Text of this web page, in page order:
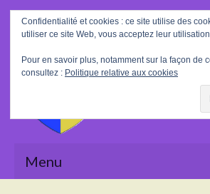
Rechercher
:
Menu
Confidentialité et cookies : ce site utilise des
utiliser ce site Web, vous acceptez leur
Pour en savoir plus, notamment sur la façon de
consultez : Politique relative aux cookies